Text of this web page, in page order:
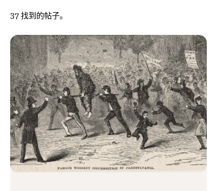
参与其中
37 找到的帖子。